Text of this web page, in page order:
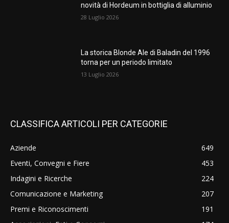
novità di Hordeum in bottiglia di alluminio
28 Luglio 2026
La storica Blonde Ale di Baladin del 1996
torna per un periodo limitato
13 Luglio 2026
CLASSIFICA ARTICOLI PER CATEGORIE
Aziende
649
Eventi, Convegni e Fiere
453
Indagini e Ricerche
224
Comunicazione e Marketing
207
Premi e Riconoscimenti
191